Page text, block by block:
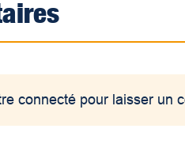
connecté pour laisser un